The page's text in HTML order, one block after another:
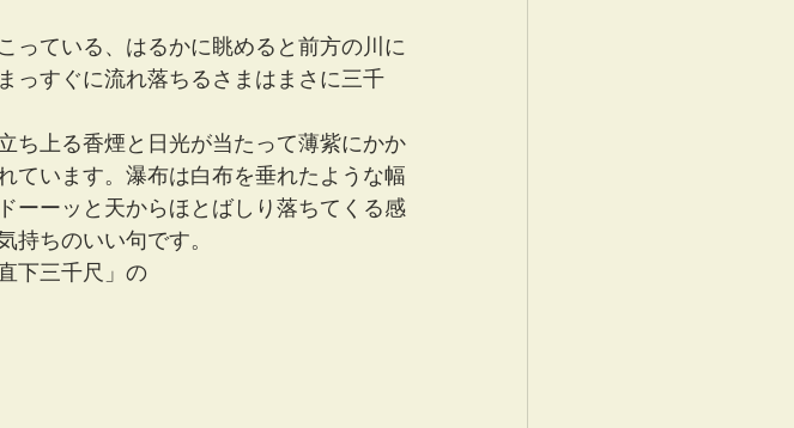
っている、はるかに眺めると前方の川に
っすぐに流れ落ちるさまはまさに三千
ち上る香煙と日光が当たって薄紫にかか
ています。瀑布は白布を垂れたような幅
ーーッと天からほとばしり落ちてくる感
持ちのいい句です。
下三千尺」の